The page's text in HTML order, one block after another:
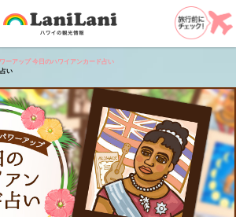
ーアップ 今日のハワイアンカード占い
い